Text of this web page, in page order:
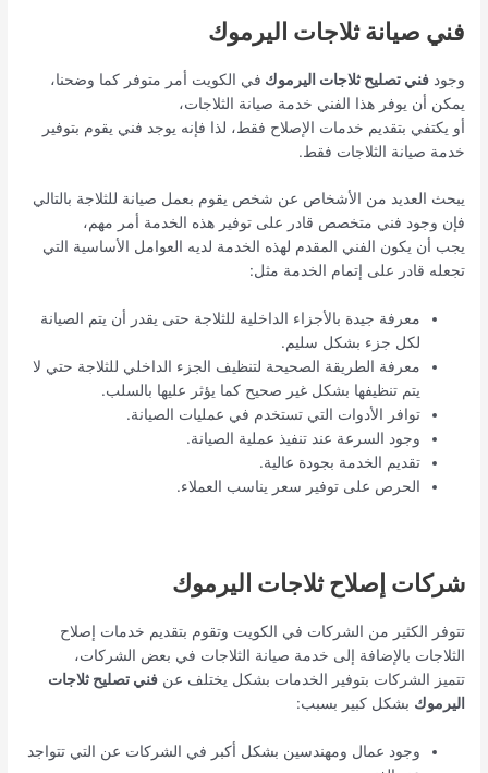
فني صيانة ثلاجات اليرموك
وجودفني تصليح ثلاجات اليرموك في الكويت أمر متوفر كما وضحنا،
يمكن أن يوفر هذا الفني خدمة صيانة الثلاجات،
أو يكتفي بتقديم خدمات الإصلاح فقط، لذا فإنه يوجد فني يقوم بتوفير
خدمة صيانة الثلاجات فقط.
يبحث العديد من الأشخاص عن شخص يقوم بعمل صيانة للثلاجة بالتالي
فإن وجود فني متخصص قادر على توفير هذه الخدمة أمر مهم،
يجب أن يكون الفني المقدم لهذه الخدمة لديه العوامل الأساسية التي
تجعله قادر على إتمام الخدمة مثل:
معرفة جيدة بالأجزاء الداخلية للثلاجة حتى يقدر أن يتم الصيانة
لكل جزء بشكل سليم.
معرفة الطريقة الصحيحة لتنظيف الجزء الداخلي للثلاجة حتي لا
يتم تنظيفها بشكل غير صحيح كما يؤثر عليها بالسلب.
توافر الأدوات التي تستخدم في عمليات الصيانة.
وجود السرعة عند تنفيذ عملية الصيانة.
تقديم الخدمة بجودة عالية.
الحرص على توفير سعر يناسب العملاء.
شركات إصلاح ثلاجات اليرموك
تتوفر الكثير من الشركات في الكويت وتقوم بتقديم خدمات إصلاح
الثلاجات بالإضافة إلى خدمة صيانة الثلاجات في بعض الشركات،
تتميز الشركات بتوفير الخدمات بشكل يختلف عنفني تصليحثلاجات
اليرموك بشكل كبير بسبب:
وجود عمال ومهندسين بشكل أكبر في الشركات عن التي تتواجد